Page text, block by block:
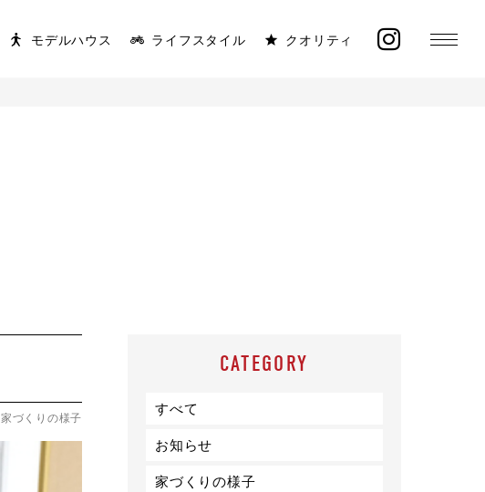
モデルハウス ライフスタイル クオリティ
モデルハウス
クオリティ
家づくりの様子
CATEGORY
すべて
お知らせ
家づくりの様子